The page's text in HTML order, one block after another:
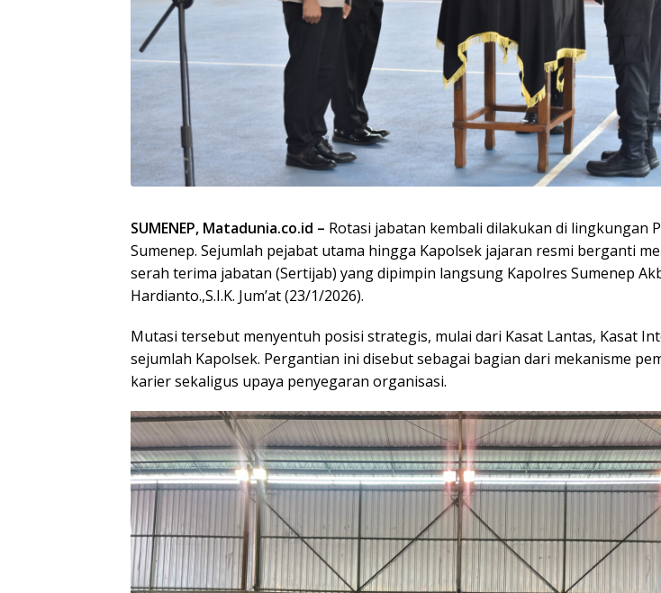
SUMENEP, Matadunia.co.id – Rotasi jabatan kembali dilakukan di lingkungan
Sumenep. Sejumlah pejabat utama hingga Kapolsek jajaran resmi berganti
serah terima jabatan (Sertijab) yang dipimpin langsung Kapolres Sumenep
Hardianto.,S.I.K. Jum’at (23/1/2026).
Mutasi tersebut menyentuh posisi strategis, mulai dari Kasat Lantas, Kasat
sejumlah Kapolsek. Pergantian ini disebut sebagai bagian dari mekanisme
karier sekaligus upaya penyegaran organisasi.